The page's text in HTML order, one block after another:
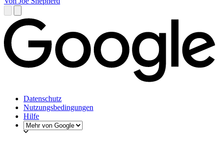
Datenschutz
Nutzungsbedingungen
Hilfe